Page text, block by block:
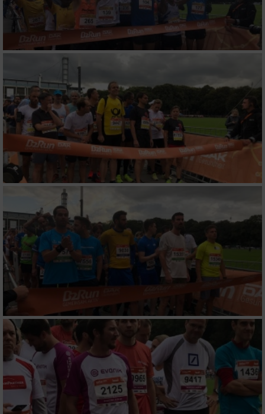
Erstellung von Profilen für personalisierte
Verwendung von Profilen zur Auswahl
personalisierter Werbung
Erstellung von Profilen zur Personalisierung
von Inhalten
Verwendung von Profilen zur Auswahl
personalisierter Inhalte
Messung der Werbeleistung
Messung der Performance von Inhalten
Analyse von Zielgruppen durch Statistiken
oder Kombinationen von Daten aus
verschiedenen Quellen
Entwicklung und Verbesserung der Angebote
Verwendung reduzierter Daten zur Auswahl
von Inhalten
IAB-Besonderheiten:
Verwendung genauer Standortdaten
Geräte anhand von aktiv angeforderten
Informationen identifizieren